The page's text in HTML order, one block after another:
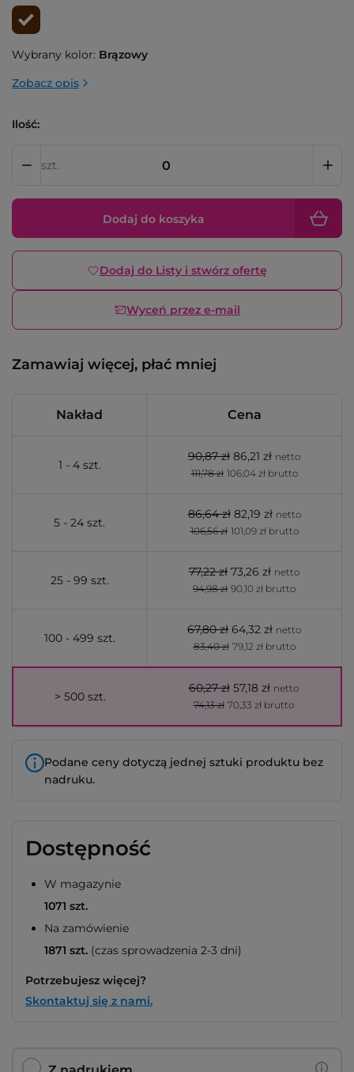
Wybrany kolor: Brązowy
Zobacz opis
Ilość:
szt.
Dodaj do koszyka
Dodaj do Listy i stwórz ofertę
Wyceń przez e-mail
Zamawiaj więcej, płać mniej
Nakład Cena
1 - 4 szt.
90,87 zł 86,21 zł netto
111,78 zł 106,04 zł brutto
5 - 24 szt.
86,64 zł 82,19 zł netto
106,56 zł 101,09 zł brutto
25 - 99 szt.
77,22 zł 73,26 zł netto
94,98 zł 90,10 zł brutto
100 - 499 szt.
67,80 zł 64,32 zł netto
83,40 zł 79,12 zł brutto
> 500 szt.
60,27 zł 57,18 zł netto
74,13 zł 70,33 zł brutto
Podane ceny dotyczą jednej sztuki produktu bez
nadruku.
Dostępność
W magazynie
1071 szt.
Na zamówienie
1871 szt. (czas sprowadzenia 2-3 dni)
Potrzebujesz więcej?
Skontaktuj się z nami.